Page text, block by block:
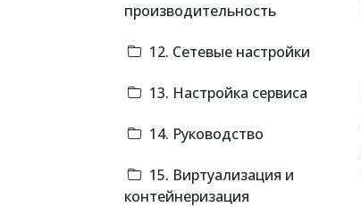
производительность
12. Сетевые настройки
13. Настройка сервиса
14. Руководство
15. Виртуализация и
контейнеризация